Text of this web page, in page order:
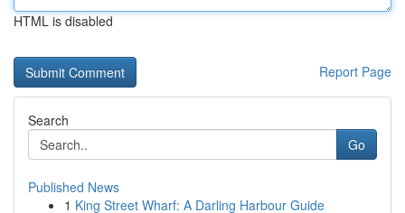
HTML is disabled
Report Page
Search
Go
Published News
1 King Street Wharf: A Darling Harbour Guide